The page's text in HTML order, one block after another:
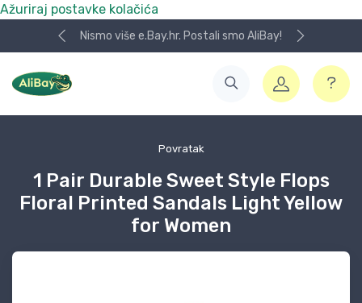
Ažuriraj postavke kolačića
Nismo više e.Bay.hr. Postali smo AliBay!
Povratak
1 Pair Durable Sweet Style Flops
Floral Printed Sandals Light Yellow
for Women